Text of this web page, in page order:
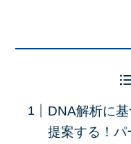
DNA解析に
提案する！パ